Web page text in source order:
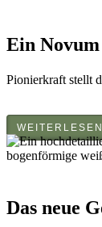
Ein
Pionierkraft stellt
WEITERLESEN
Das neue